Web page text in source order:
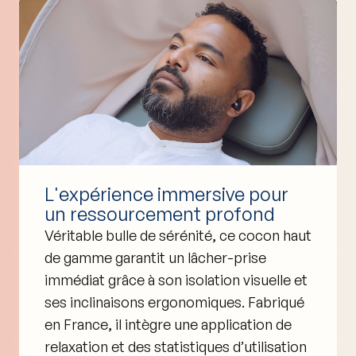
L'expérience immersive pour
un ressourcement profond
Véritable bulle de sérénité, ce cocon haut
de gamme garantit un lâcher-prise
immédiat grâce à son isolation visuelle et
ses inclinaisons ergonomiques. Fabriqué
en France, il intègre une application de
relaxation et des statistiques d’utilisation